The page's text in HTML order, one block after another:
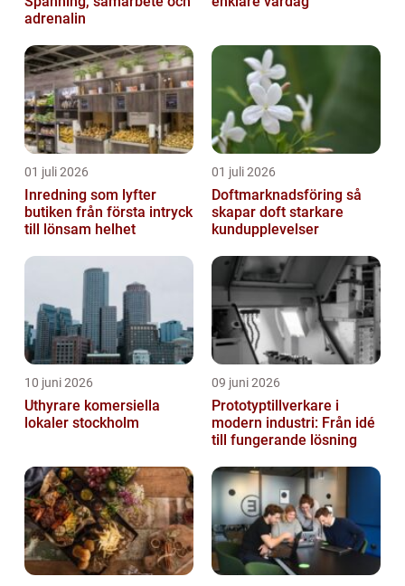
adrenalin
01 juli 2026
Inredning som lyfter
butiken från första intryck
till lönsam helhet
01 juli 2026
Doftmarknadsföring så
skapar doft starkare
kundupplevelser
10 juni 2026
Uthyrare komersiella
lokaler stockholm
09 juni 2026
Prototyptillverkare i
modern industri: Från idé
till fungerande lösning